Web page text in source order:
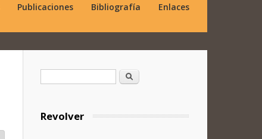
Publicaciones Bibliografía Enlaces
Formulario de búsqueda
Buscar
Revolver